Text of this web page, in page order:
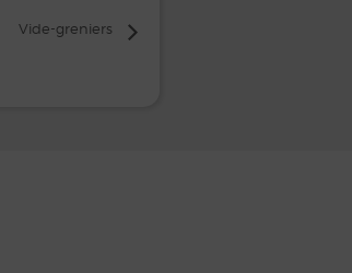
Vide-greniers